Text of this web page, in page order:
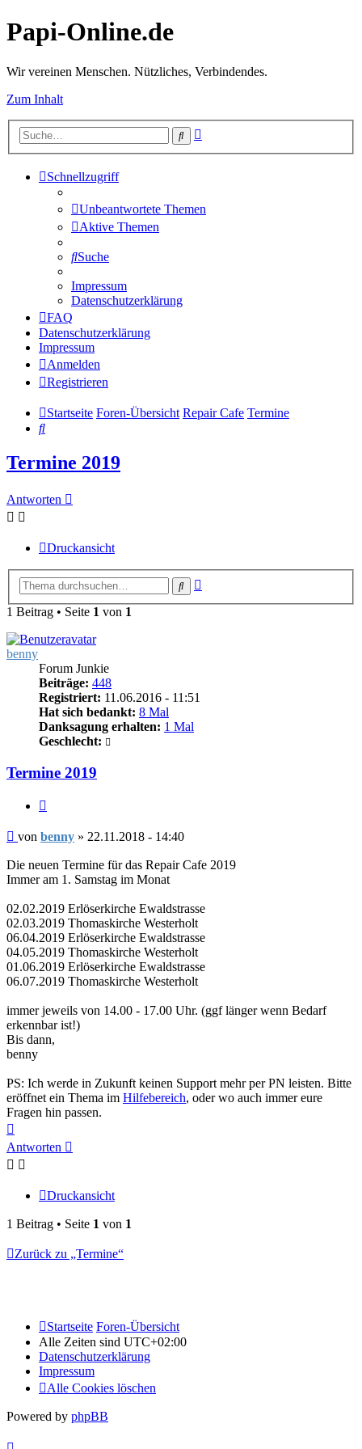
Papi-Online.de
Wir vereinen Menschen. Nützliches, Verbindendes.
Zum Inhalt
Suche
Schnellzugriff
Unbeantwortete Themen
Aktive Themen
Suche
Impressum
Datenschutzerklärung
FAQ
Datenschutzerklärung
Impressum
Anmelden
Registrieren
Startseite Foren-Übersicht Repair Cafe Termine
Suche
Termine 2019
Antworten
Druckansicht
Suche
1 Beitrag • Seite 1 von 1
benny
Forum Junkie
Beiträge: 448
Registriert: 11.06.2016 - 11:51
Hat sich bedankt: 8 Mal
Danksagung erhalten: 1 Mal
Geschlecht:
Termine 2019
Beitrag
von benny » 22.11.2018 - 14:40
Die neuen Termine für das Repair Cafe 2019
Immer am 1. Samstag im Monat
02.02.2019 Erlöserkirche Ewaldstrasse
02.03.2019 Thomaskirche Westerholt
06.04.2019 Erlöserkirche Ewaldstrasse
04.05.2019 Thomaskirche Westerholt
01.06.2019 Erlöserkirche Ewaldstrasse
06.07.2019 Thomaskirche Westerholt
immer jeweils von 14.00 - 17.00 Uhr. (ggf länger wenn Bedarf
erkennbar ist!)
Bis dann,
benny
PS: Ich werde in Zukunft keinen Support mehr per PN leisten. Bitte
eröffnet ein Thema im Hilfebereich, oder wo auch immer eure
Fragen hin passen.
oben
Antworten
Druckansicht
1 Beitrag • Seite 1 von 1
Zurück zu „Termine“
Startseite Foren-Übersicht
Alle Zeiten sind UTC+02:00
Datenschutzerklärung
Impressum
Alle Cookies löschen
Powered by phpBB